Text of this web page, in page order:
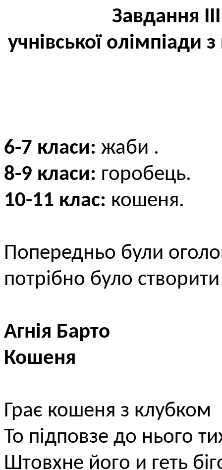
Завдання
учнівської олімпіади
6-7 класи: жаби .
8-9 класи: горобець.
10-11 клас: кошеня.
Попередньо були
потрібно було
Агнія Барто
Кошеня
Грає кошеня з клубком
То підповзе до нього
Штовхне його и геть